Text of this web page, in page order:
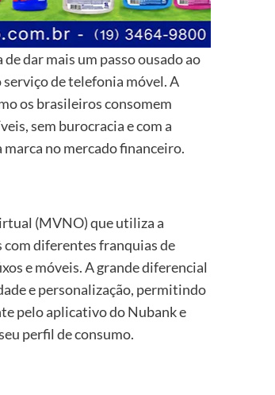
dar mais um passo ousado ao
de telefonia móvel. A
os brasileiros consomem
sem burocracia e com a
no mercado financeiro.
(MVNO) que utiliza a
diferentes franquias de
e móveis. A grande diferencial
e personalização, permitindo
pelo aplicativo do Nubank e
perfil de consumo.